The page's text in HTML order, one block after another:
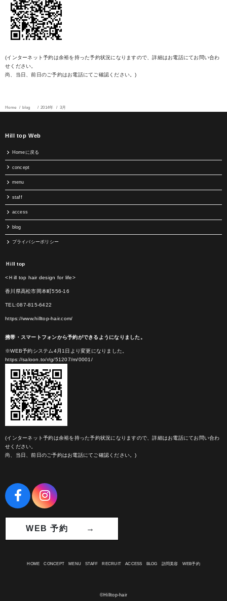
(インターネット予約は余裕を持った予約状況になりますので、詳細はお電話にてお問い合わ
せください。
尚、当日、前日のご予約はお電話にてご確認ください。)
Home blog 2014年 3月
Hill top Web
Homeに戻る
concept
menu
staff
access
blog
プライバシーポリシー
Ｈill top
<Ｈill top hair design for life>
香川県高松市岡本町556-16
TEL:087-815-6422
https://www.hilltop-hair.com/
携帯・スマートフォンから予約ができるようになりました。
※WEB予約システム4月1日より変更になりました。
https://saloon.to/r/g/51207/m/0001/
(インターネット予約は余裕を持った予約状況になりますので、詳細はお電話にてお問い合わ
せください。
尚、当日、前日のご予約はお電話にてご確認ください。)
WEB 予約 →
HOME CONCEPT MENU STAFF RECRUIT ACCESS BLOG 訪問美容 WEB予約
©Hilltop-hair